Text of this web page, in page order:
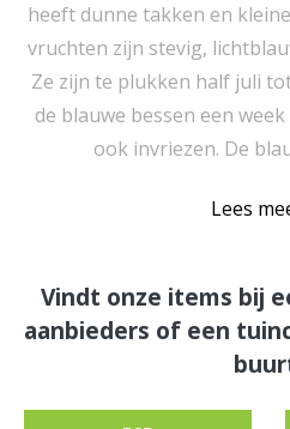
heeft dunne takken en
vruchten zijn stevig,
Ze zijn te plukken half juli
de blauwe bessen een
ook invriezen. De
Lees
Vindt onze items bij
aanbieders of een